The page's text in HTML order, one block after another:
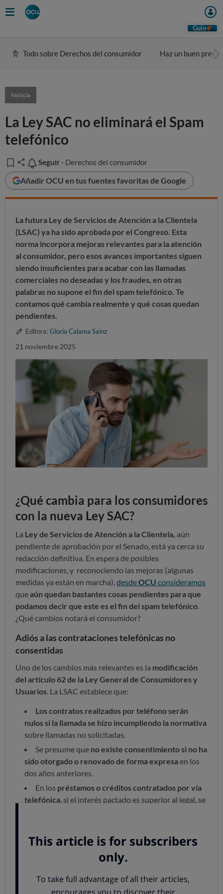
Guio
Todo sobre Derechos del consumidor Haz un buen
Noticia
La Ley SAC no eliminará el Spam
telefónico
Seguir
Seguir - Derechos del consumidor
Añadir OCU en tus fuentes favoritas de Google
La futura Ley de Servicios de Atención a la Clientela
(LSAC) ya ha sido aprobada por el Congreso. Esta
norma incorpora mejoras relevantes para la atención
al consumidor, pero esos avances importantes siguen
siendo insuficientes para acabar con las llamadas
comerciales no deseadas y los fraudes, en otras
palabras no supone el fin del spamtelefónico. Te
contamos qué cambia realmente y qué cosas quedan
pendientes.
Editora: Gloria Calama Sainz
21 noviembre 2025
¿Qué cambia para los consumidores
con la nueva Ley SAC?
La Ley de Servicios de Atención a la Clientela, aún
pendiente de aprobación por el Senado, está ya cerca su
redacción definitiva. En espera de posibles
modificaciones, y reconociendo las mejoras (algunas
medidas ya están en marcha), desdeOCU consideramos
queaún quedan bastantes cosas pendientes para que
podamos decir que este es el fin del spam telefónico
¿Qué cambios notará el consumidor?
Adiós a las contrataciones telefónicas no
consentidas
Uno de los cambios más relevantes es la modificación
del artículo 62 de la Ley General de Consumidores y
Usuarios . La LSAC establece que:
Los contratos realizados por teléfono serán
nulos si la llamada se hizo incumpliendo la normativa
sobre llamadas no solicitadas.
Se presume que no existe consentimiento si no ha
sido otorgado o renovado de forma expresaen los
dos años anteriores.
En los préstamos o créditos contratados por vía
telefónica , si el interés pactado es superior al legal, se
comerciales sin permiso expreso están prohibidas desde
2023, pero los contratos derivados de ellas dejarán de
este cambio desincentiva
contrataciones basadas en llamadas agresivas o
engañosas, pero no impedirá que se sigan produciendo,